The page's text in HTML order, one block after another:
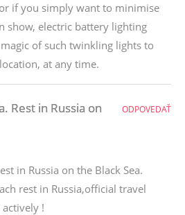
if you simply want to minimise
show, electric battery lighting
of such twinkling lights to
at any time.
Rest in Russia on
in Russia on the Black Sea.
rest in Russia,official travel
!
ODPOVEDAŤ